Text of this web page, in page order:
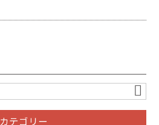
カテゴリー